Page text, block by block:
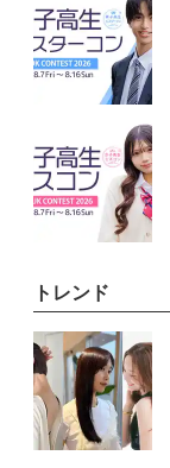
トレンド